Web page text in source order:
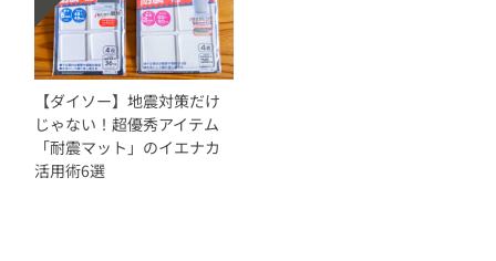
【ダイソー】地震対策だけ
じゃない！超優秀アイテム
「耐震マット」のイエナカ
活用術6選